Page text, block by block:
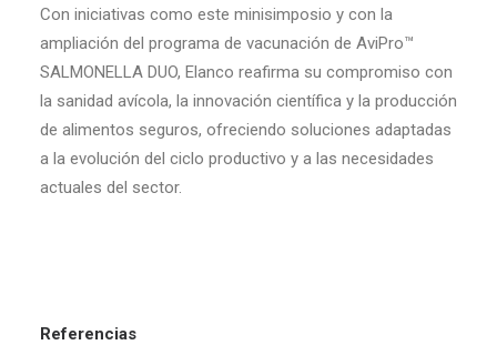
Con iniciativas como este minisimposio y con la
ampliación del programa de vacunación de AviPro™
SALMONELLA DUO, Elanco reafirma su compromiso con
la sanidad avícola, la innovación científica y la producción
de alimentos seguros, ofreciendo soluciones adaptadas
a la evolución del ciclo productivo y a las necesidades
actuales del sector.
Referencias